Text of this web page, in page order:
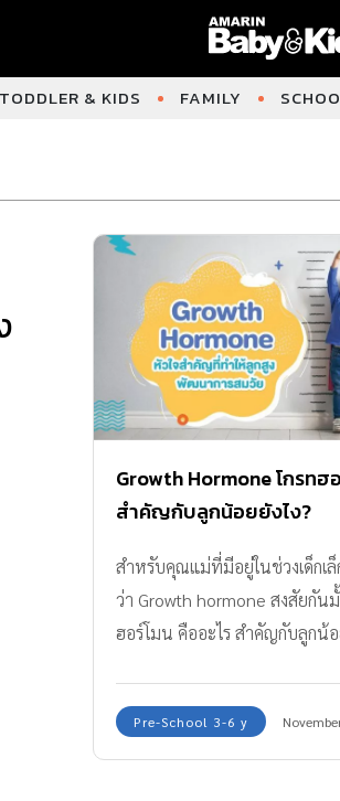
TODDLER & KIDS FAMILY
Growth Hormone โกรทฮ
สำคัญกับลูกน้อยยังไง?
สำหรับคุณแม่ที่มีอยู่ในช่วงเด็กเล็
ว่า Growth hormone สงสัยกัน
ฮอร์โมน คืออะไร สำคัญกับลูกน้อ
Pre-School 3-6 y